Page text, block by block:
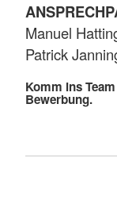
Manuel
Patrick
Komm ins
Bewerbung.